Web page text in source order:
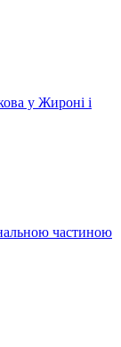
у Жироні і
частиною